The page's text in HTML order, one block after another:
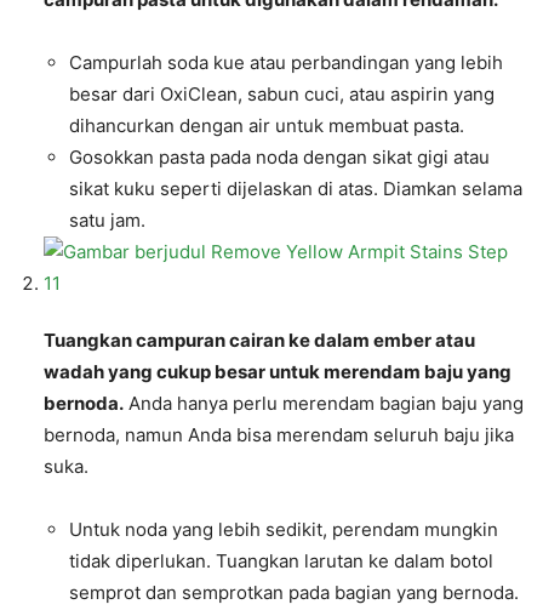
Campurlah soda kue atau perbandingan yang lebih
besar dari OxiClean, sabun cuci, atau aspirin yang
dihancurkan dengan air untuk membuat pasta.
Gosokkan pasta pada noda dengan sikat gigi atau
sikat kuku seperti dijelaskan di atas. Diamkan selama
satu jam.
Tuangkan campuran cairan ke dalam ember atau
wadah yang cukup besar untuk merendam baju yang
bernoda. Anda hanya perlu merendam bagian baju yang
bernoda, namun Anda bisa merendam seluruh baju jika
suka.
Untuk noda yang lebih sedikit, perendam mungkin
tidak diperlukan. Tuangkan larutan ke dalam botol
semprot dan semprotkan pada bagian yang bernoda.